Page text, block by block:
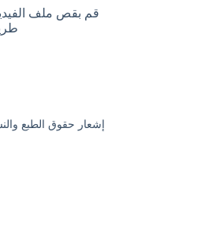
قم بقص ملف
إشعار حقوق الطبع